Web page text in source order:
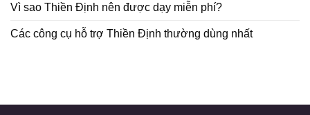
Vì sao Thiền Định nên được dạy miễn phí?
Các công cụ hỗ trợ Thiền Định thường dùng nhất